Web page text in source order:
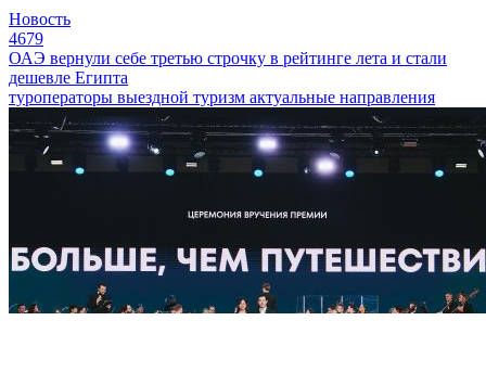
Новость
4679
ОАЭ вернули себе третью строчку в рейтинге лета и стали
дешевле Египта
туроператоры выездной туризм актуальные направления